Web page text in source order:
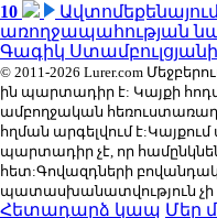
10
առողջապահության
Գագիկ
© 2011-2026 Lurer.com
ին պարտադիր է: Կայքի
ամբողջական
հղման արգելվում
պարտադիր չէ, որ
հետ:Գովազդների
պատասխանատվություն չի
Հետադարձ կապ Մեր